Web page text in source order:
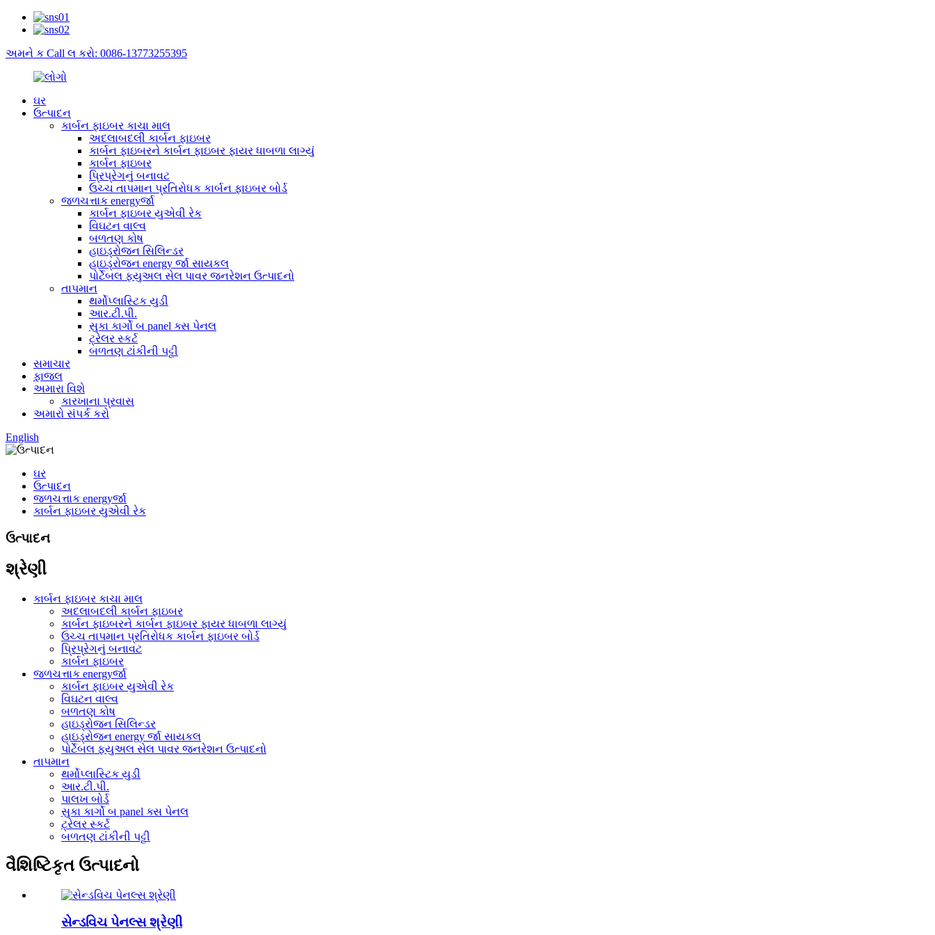
અમને ક Call લ કરો: 0086-13773255395
ઘર
ઉત્પાદન
કાર્બન ફાઇબર કાચા માલ
અદલાબદલી કાર્બન ફાઇબર
કાર્બન ફાઇબરને કાર્બન ફાઇબર ફાયર ધાબળા લાગ્યું
કાર્બન ફાઇબર
પ્રિપ્રેગનું બનાવટ
ઉચ્ચ તાપમાન પ્રતિરોધક કાર્બન ફાઇબર બોર્ડ
જળચત્તાક energyર્જા
કાર્બન ફાઇબર યુએવી રેક
વિઘટન વાલ્વ
બળતણ કોષ
હાઇડ્રોજન સિલિન્ડર
હાઇડ્રોજન energy ર્જા સાયકલ
પોર્ટેબલ ફ્યુઅલ સેલ પાવર જનરેશન ઉત્પાદનો
તાપમાન
થર્મોપ્લાસ્ટિક યુડી
આર.ટી.પી.
સુકા કાર્ગો બ panel ક્સ પેનલ
ટ્રેલર સ્કર્ટ
બળતણ ટાંકીની પટ્ટી
સમાચાર
ફાજલ
અમારા વિશે
કારખાના પ્રવાસ
અમારો સંપર્ક કરો
English
ઘર
ઉત્પાદન
જળચત્તાક energyર્જા
કાર્બન ફાઇબર યુએવી રેક
ઉત્પાદન
શ્રેણી
કાર્બન ફાઇબર કાચા માલ
અદલાબદલી કાર્બન ફાઇબર
કાર્બન ફાઇબરને કાર્બન ફાઇબર ફાયર ધાબળા લાગ્યું
ઉચ્ચ તાપમાન પ્રતિરોધક કાર્બન ફાઇબર બોર્ડ
પ્રિપ્રેગનું બનાવટ
કાર્બન ફાઇબર
જળચત્તાક energyર્જા
કાર્બન ફાઇબર યુએવી રેક
વિઘટન વાલ્વ
બળતણ કોષ
હાઇડ્રોજન સિલિન્ડર
હાઇડ્રોજન energy ર્જા સાયકલ
પોર્ટેબલ ફ્યુઅલ સેલ પાવર જનરેશન ઉત્પાદનો
તાપમાન
થર્મોપ્લાસ્ટિક યુડી
આર.ટી.પી.
પાલખ બોર્ડ
સુકા કાર્ગો બ panel ક્સ પેનલ
ટ્રેલર સ્કર્ટ
બળતણ ટાંકીની પટ્ટી
વૈશિષ્ટિકૃત ઉત્પાદનો
સેન્ડવિચ પેનલ્સ શ્રેણી